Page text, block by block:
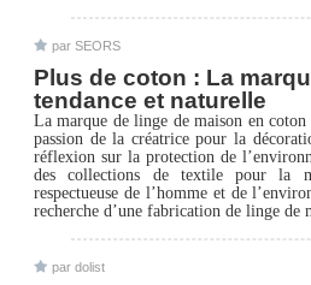
par SEORS
Plus de coton : La
tendance et naturelle
La marque de linge de maison en
passion de la créatrice pour la
réflexion sur la protection de
des collections de textile pour la
respectueuse de l’homme et de
recherche d’une fabrication de linge de
par dolist